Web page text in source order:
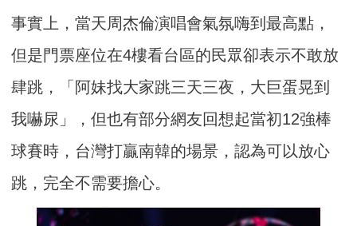
事實上，當天周杰倫演唱會氣氛嗨到最高點，
但是門票座位在4樓看台區的民眾卻表示不敢放
肆跳，「阿妹找大家跳三天三夜，大巨蛋晃到
我嚇尿」，但也有部分網友回想起當初12強棒
球賽時，台灣打贏南韓的場景，認為可以放心
跳，完全不需要擔心。